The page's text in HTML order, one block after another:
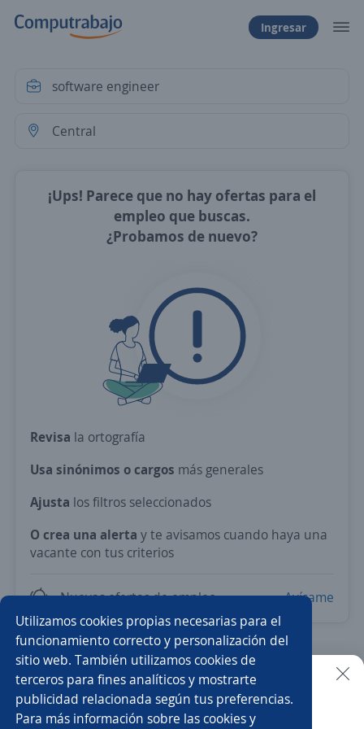
Utilizamos cookies propias necesarias para el
funcionamiento correcto y personalización del
sitio web. También utilizamos cookies de
terceros para fines analíticos y mostrarte
publicidad relacionada según tus preferencias.
Para más información sobre las cookies y
Ingresar
¡Ups! Parece que no hay ofertas para el
empleo que buscas.
¿Probamos de nuevo?
Revisa la ortografía
Usa sinónimos o cargos más generales
Ajusta los filtros seleccionados
O crea una alerta y te avisamos cuando haya una
vacante con tus criterios
Nuevas ofertas de empleo Avísame
Prueba con los empleos más demandados del país.
Recolector/a Vendedor/a Administrador/a
Buscar es más fácil en la app